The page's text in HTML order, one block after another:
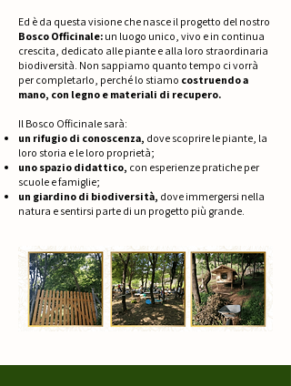
Ed è da questa visione che nasce il progetto del nostro
Bosco Officinale: un luogo unico, vivo e in continua
crescita, dedicato alle piante e alla loro straordinaria
biodiversità. Non sappiamo quanto tempo ci vorrà
per completarlo, perché lo stiamo costruendo a
mano, con legno e materiali di recupero.
Il Bosco Officinale sarà:
un rifugio di conoscenza, dove scoprire le piante, la
loro storia e le loro proprietà;
uno spazio didattico, con esperienze pratiche per
scuole e famiglie;
un giardino di biodiversità, dove immergersi nella
natura e sentirsi parte di un progetto più grande.